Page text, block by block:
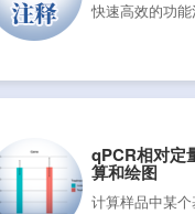
快速高效的功能
qPCR相对定
算和绘图
计算样品中某